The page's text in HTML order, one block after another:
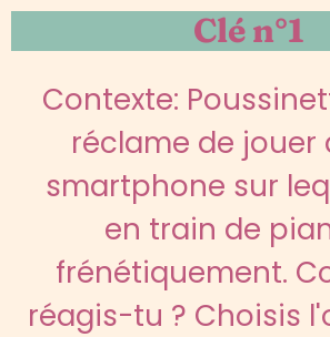
Clé n°1
Contexte:
réclame de jouer
smartphone sur
en train de
frénétiquement.
réagis-tu ? Choisis